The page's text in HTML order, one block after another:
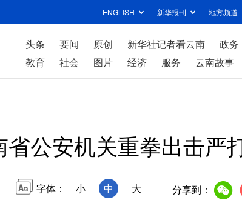
ENGLISH 新华报刊 地方频道
头条 要闻 原创 新华社记者看云南 政务
教育
社会 图片 经济 服务 云南故事
省公安机关重拳出击严
字体： 小 中 大 分享到：